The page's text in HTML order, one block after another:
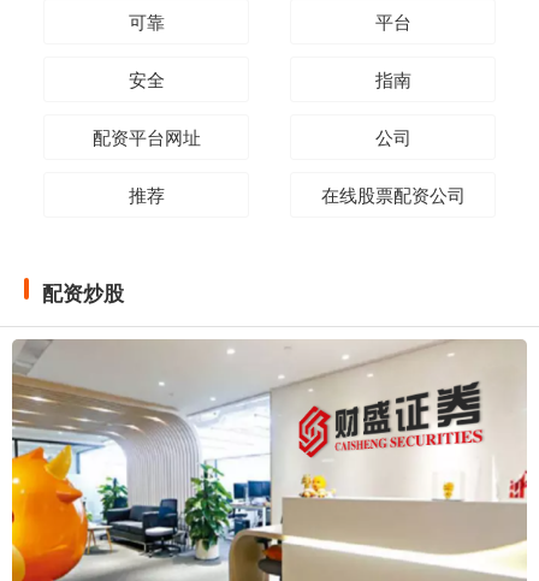
可靠 平台
安全 指南
配资平台网址 公司
推荐 在线股票配资公司
配资炒股